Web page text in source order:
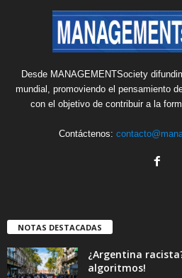
Desde MANAGEMENTSociety
mundial, promoviendo el pensamiento
con el objetivo de contribuir a la
Contáctenos:
NOTAS DESTACADAS
¿Argentina
algoritmos!